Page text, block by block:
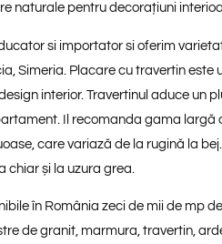
naturale pentru decorațiuni
si importator si oferim
Simeria. Placare cu travertin este
interior. Travertinul aduce un
Il recomanda gama largă
care variază de la rugină la
chiar și la uzura grea.
în România zeci de mii de mp
de granit, marmura, travertin,